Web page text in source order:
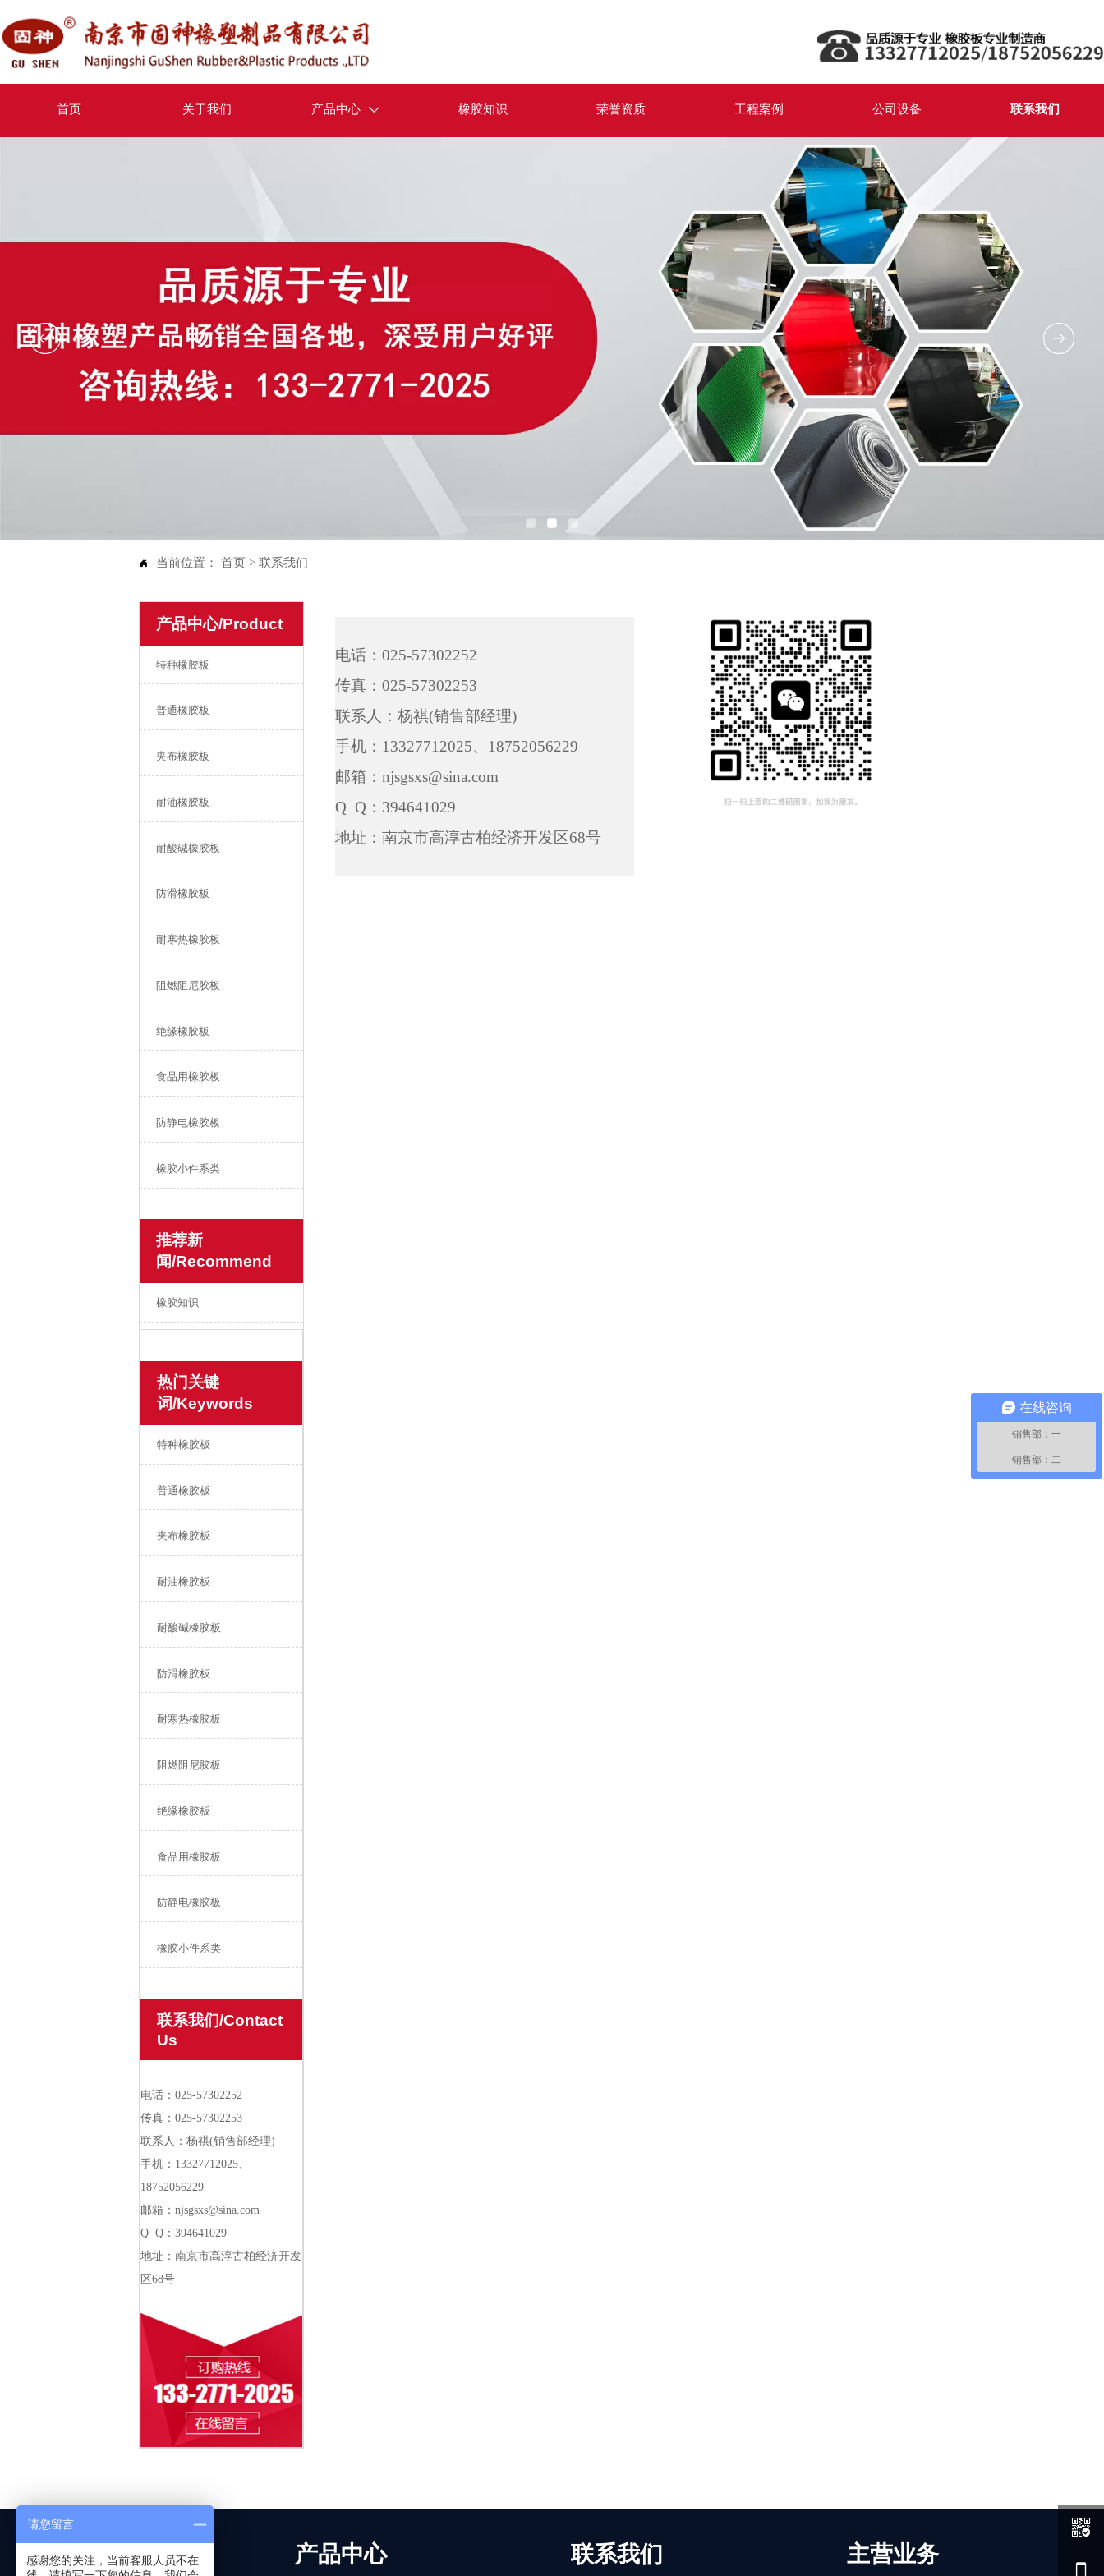
首页 关于我们 产品中心  橡胶知识 荣誉资质 工程案例 公司设备 联系我们
 当前位置：首页 >联系我们
产品中心/Product
特种橡胶板
普通橡胶板
夹布橡胶板
耐油橡胶板
耐酸碱橡胶板
防滑橡胶板
耐寒热橡胶板
阻燃阻尼胶板
绝缘橡胶板
食品用橡胶板
防静电橡胶板
橡胶小件系类
推荐新
闻/Recommend
橡胶知识
热门关键
词/Keywords
特种橡胶板
普通橡胶板
夹布橡胶板
耐油橡胶板
耐酸碱橡胶板
防滑橡胶板
耐寒热橡胶板
阻燃阻尼胶板
绝缘橡胶板
食品用橡胶板
防静电橡胶板
橡胶小件系类
联系我们/Contact
Us
电话：025-57302252
传真：025-57302253
联系人：杨祺(销售部经理)
手机：13327712025、
18752056229
邮箱：njsgsxs@sina.com
Q Q：394641029
地址：南京市高淳古柏经济开发
区68号
电话：025-57302252
传真：025-57302253
联系人：杨祺(销售部经理)
手机：13327712025、18752056229
邮箱：njsgsxs@sina.com
Q Q：394641029
地址：南京市高淳古柏经济开发区68号
关于我们 产品中心 联系我们 主营业务

在线咨询
销售部：一
销售部：二
请您留言
感谢您的关注，当前客服人员不在